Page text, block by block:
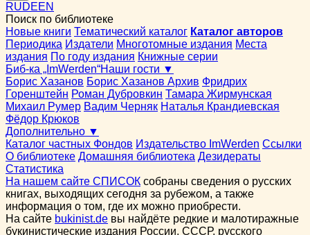
RUDEEN
Поиск по библиотеке
Новые книги Тематический каталог Каталог авторов
Периодика Издатели Многотомные издания Места
издания По году издания Книжные серии
Биб-ка „ImWerden“Наши гости ▼
Борис Хазанов Борис Хазанов Архив Фридрих
Горенштейн Роман Дубровкин Тамара Жирмунская
Михаил Румер Вадим Черняк Наталья Крандиевская
Фёдор Крюков
Дополнительно ▼
Каталог частных Фондов Издательство ImWerden Ссылки
О библиотеке Домашняя библиотека Дезидераты
Статистика
На нашем сайте СПИСОК собраны сведения о русских
книгах, выходящих сегодня за рубежом, а также
информация о том, где их можно приобрести.
На сайте bukinist.de вы найдёте редкие и малотиражные
букинистические издания России, СССР, русского